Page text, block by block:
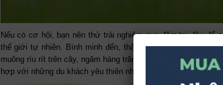
Nếu có cơ hội, bạn nên thử trải nghiệm qua đêm tại đây để
thế giới tự nhiên. Bình minh đến, thật tuyệt vời khi hít hà
muông ríu rít trên cây, ngăm hàng trăm loài hoa e ấp chứa
hợp với những du khách yêu thiên nhiên và muốn khám phá